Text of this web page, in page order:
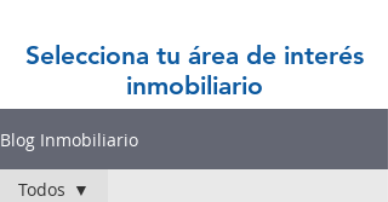
Selecciona tu área de interés
inmobiliario
Blog Inmobiliario
Todos